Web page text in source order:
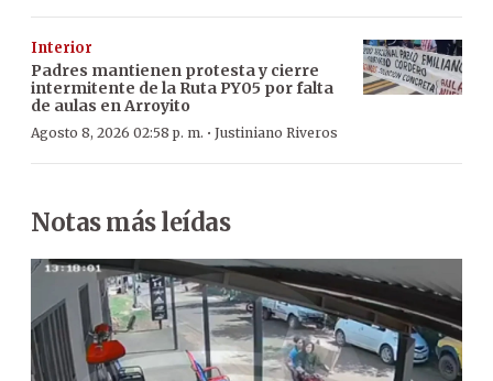
Interior
Padres mantienen protesta y cierre
intermitente de la Ruta PY05 por falta
de aulas en Arroyito
Agosto 8, 2026 02:58 p. m. · Justiniano Riveros
Notas más leídas